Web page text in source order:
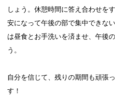
しょう。休憩時間に答え合わせを
安になって午後の部で集中できな
は昼食とお手洗いを済ませ、午後
う。
自分を信じて、残りの期間も頑張
す！